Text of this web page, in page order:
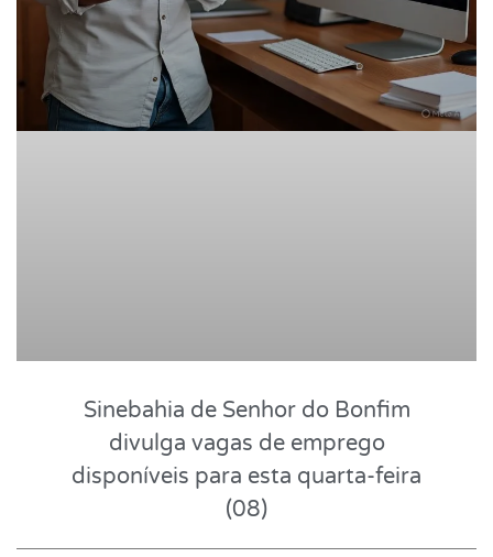
Sinebahia de Senhor do Bonfim
divulga vagas de emprego
disponíveis para esta quarta-feira
(08)